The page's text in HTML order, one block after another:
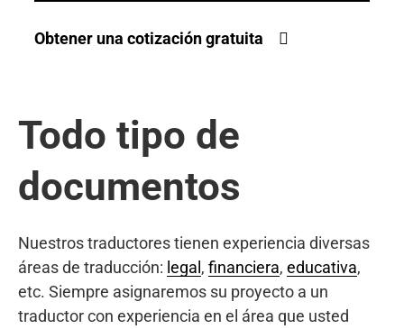
Obtener una cotización gratuita
Todo tipo de
documentos
Nuestros traductores tienen experiencia diversas
áreas de traducción: legal , financiera, educativa,
etc. Siempre asignaremos su proyecto a un
traductor con experiencia en el área que usted